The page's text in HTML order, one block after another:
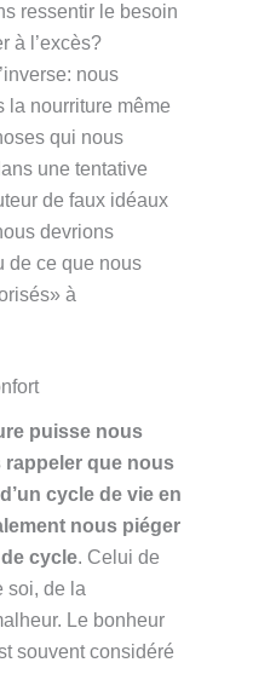
ressentir le besoin
à l’excès?
nous
la nourriture même
qui nous
une tentative
de faux idéaux
devrions
de ce que nous
à
puisse nous
rappeler que nous
cycle de vie en
nous piéger
cycle. Celui de
soi, de la
Le bonheur
souvent considéré